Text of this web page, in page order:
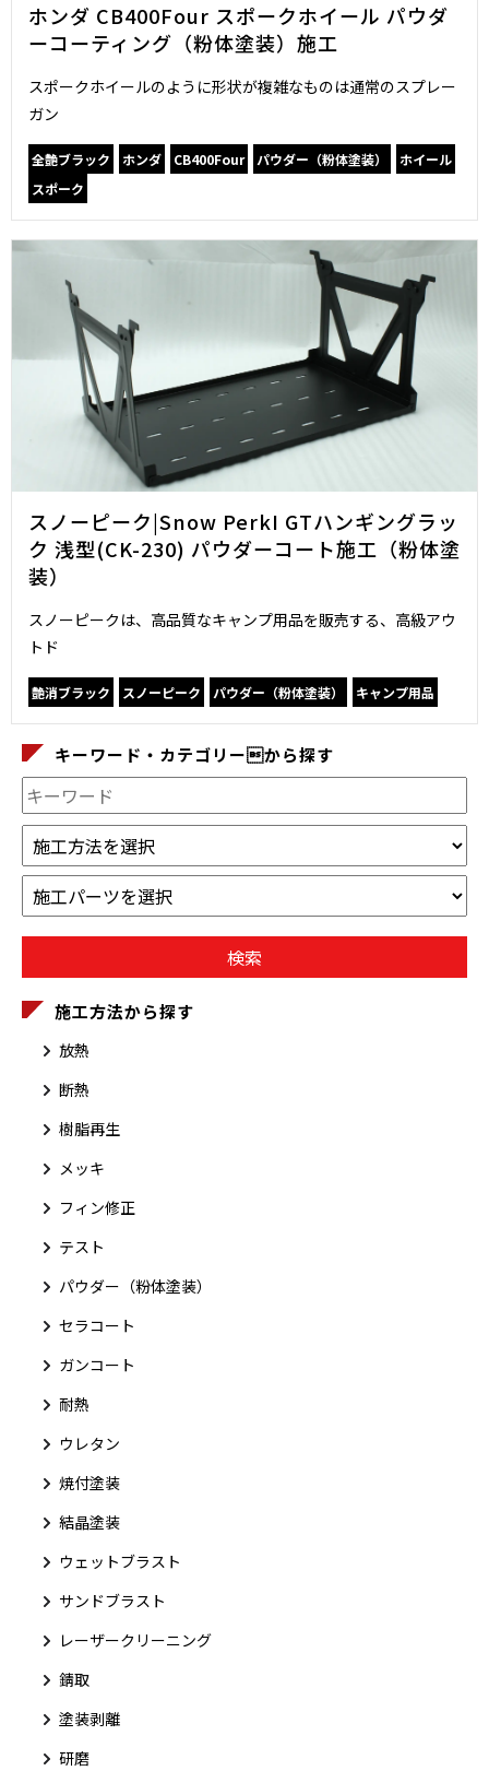
ホンダ CB400Four スポークホイール パウダ
ーコーティング（粉体塗装）施工
スポークホイールのように形状が複雑なものは通常のスプレー
ガン
全艶ブラック ホンダ CB400Four パウダー（粉体塗装）
ホイール
スポーク
スノーピーク|Snow PerkI GTハンギングラッ
ク 浅型(CK-230) パウダーコート施工（粉体塗
装）
スノーピークは、高品質なキャンプ用品を販売する、高級アウ
トド
艶消ブラック スノーピーク パウダー（粉体塗装） キャンプ用品
キーワード・カテゴリーから探す
施工方法から探す
放熱
断熱
樹脂再生
メッキ
フィン修正
テスト
パウダー（粉体塗装）
セラコート
ガンコート
耐熱
ウレタン
焼付塗装
結晶塗装
ウェットブラスト
サンドブラスト
レーザークリーニング
錆取
塗装剥離
研磨